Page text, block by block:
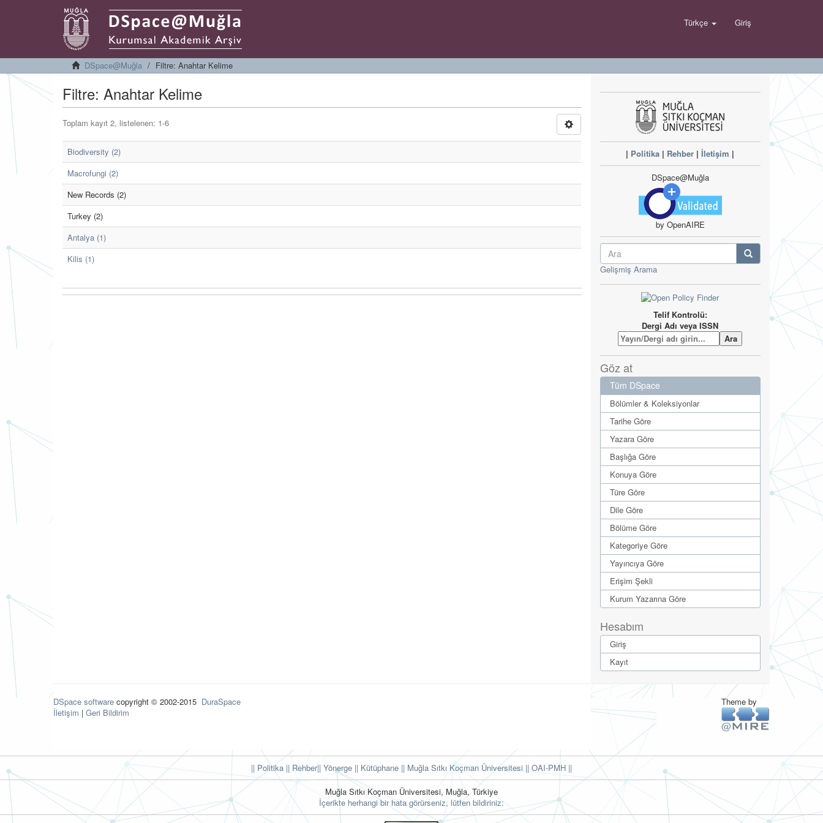
Türkçe Giriş
DSpace@Muğla Filtre: Anahtar Kelime
Filtre: Anahtar Kelime
Toplam kayıt 2, listelenen: 1-6
Biodiversity (2)
Macrofungi (2)
New Records (2)
Turkey (2)
Antalya (1)
Kilis (1)
| Politika | Rehber |İletişim |
DSpace@Muğla
by OpenAIRE
Gelişmiş Arama
Telif Kontrolü:
Dergi Adı veya ISSN
Göz at
Tüm DSpace
Bölümler & Koleksiyonlar
Tarihe Göre
Yazara Göre
Başlığa Göre
Konuya Göre
Türe Göre
Dile Göre
Bölüme Göre
Kategoriye Göre
Yayıncıya Göre
Erişim Şekli
Kurum Yazarına Göre
Hesabım
Giriş
Kayıt
DSpace software copyright © 2002-2015 DuraSpace
İletişim | Geri Bildirim
Theme by
|| Politika || Rehber|| Yönerge || Kütüphane || Muğla Sıtkı Koçman Üniversitesi || OAI-PMH ||
Muğla Sıtkı Koçman Üniversitesi, Muğla, Türkiye
İçerikte herhangi bir hata görürseniz, lütfen bildiriniz: